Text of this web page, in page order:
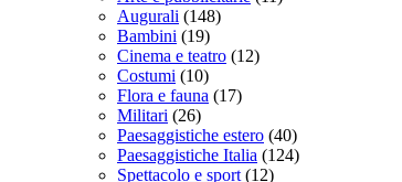
Augurali (148)
Bambini (19)
Cinema e teatro (12)
Costumi (10)
Flora e fauna (17)
Militari (26)
Paesaggistiche estero (40)
Paesaggistiche Italia (124)
Spettacolo e sport (12)